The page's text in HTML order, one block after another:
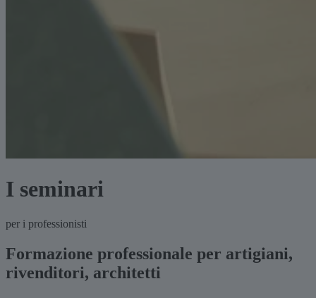
I seminari
per i professionisti
Formazione professionale per artigiani,
rivenditori, architetti